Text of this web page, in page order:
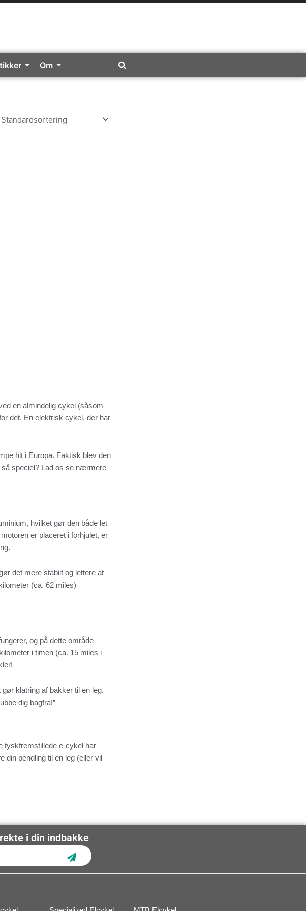
Om
en almindelig cykel (såsom
det. En elektrisk cykel, der har
hit i Europa. Faktisk blev den
så speciel? Lad os se nærmere
hvilket gør den både let
er placeret i forhjulet, er
det mere stabilt og lettere at
(ca. 62 miles)
og på dette område
i timen (ca. 15 miles i
klatring af bakker til en leg.
dig bagfra!”
tyskfremstillede e-cykel har
din pendling til en leg (eller vil
i din indbakke
Subscribe